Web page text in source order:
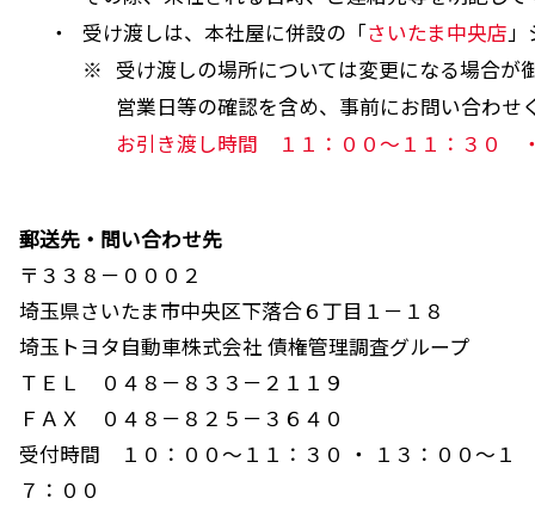
・
受け渡しは、本社屋に併設の「さいたま中央店」
※ 受け渡しの場所については変更になる場合が
営業日等の確認を含め、事前にお問い合わせ
お引き渡し時間 １１：００～１１：３０
郵送先・問い合わせ先
〒３３８－０００２
埼玉県さいたま市中央区下落合６丁目１－１８
埼玉トヨタ自動車株式会社 債権管理調査グループ
ＴＥＬ ０４８－８３３－２１１９
ＦＡＸ ０４８－８２５－３６４０
受付時間 １０：００～１１：３０ ・ １３：００～１
７：００